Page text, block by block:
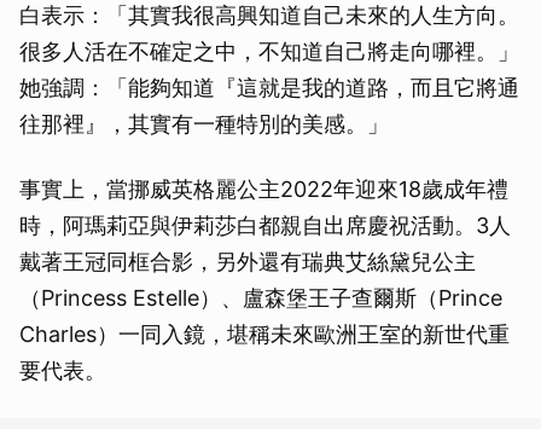
白表示：「其實我很高興知道自己未來的人生方向。
很多人活在不確定之中，不知道自己將走向哪裡。」
她強調：「能夠知道『這就是我的道路，而且它將通
往那裡』，其實有一種特別的美感。」
事實上，當挪威英格麗公主2022年迎來18歲成年禮
時，阿瑪莉亞與伊莉莎白都親自出席慶祝活動。3人
戴著王冠同框合影，另外還有瑞典艾絲黛兒公主
（Princess Estelle）、盧森堡王子查爾斯（Prince
Charles）一同入鏡，堪稱未來歐洲王室的新世代重
要代表。